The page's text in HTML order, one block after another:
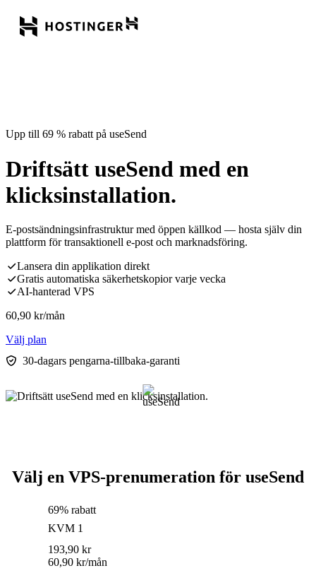
Upp till 69 % rabatt på useSend
Driftsätt useSend med en
klicksinstallation.
E-postsändningsinfrastruktur med öppen källkod — hosta själv din
plattform för transaktionell e-post och marknadsföring.
Lansera din applikation direkt
Gratis automatiska säkerhetskopior varje vecka
AI-hanterad VPS
60,90 kr/mån
Välj plan
30-dagars pengarna-tillbaka-garanti
Välj en VPS-prenumeration för useSend
69% rabatt
KVM 1
193,90 kr
60,90 kr/mån